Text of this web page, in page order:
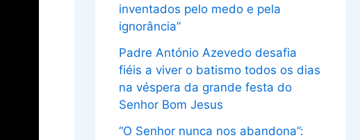
inventados pelo medo e pela
ignorância”
Padre António Azevedo desafia
fiéis a viver o batismo todos os dias
na véspera da grande festa do
Senhor Bom Jesus
“O Senhor nunca nos abandona”: